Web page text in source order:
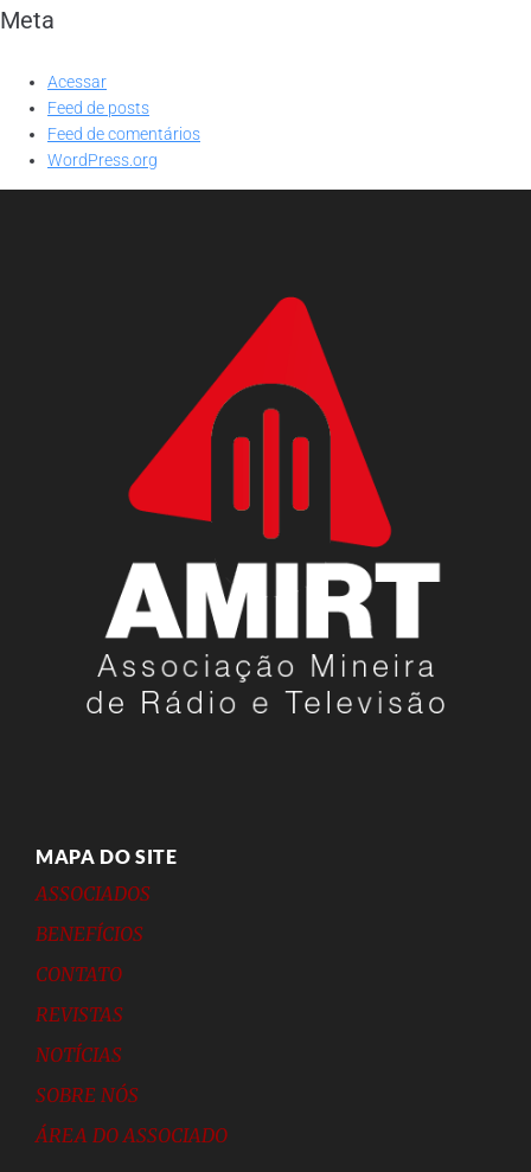
Meta
Acessar
Feed de posts
Feed de comentários
WordPress.org
MAPA DO SITE
ASSOCIADOS
BENEFÍCIOS
CONTATO
REVISTAS
NOTÍCIAS
SOBRE NÓS
ÁREA DO ASSOCIADO